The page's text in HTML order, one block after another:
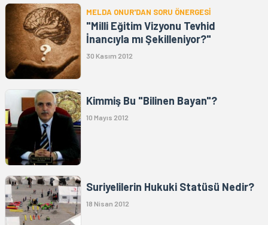
MELDA ONUR'DAN SORU ÖNERGESİ
"Milli Eğitim Vizyonu Tevhid
İnancıyla mı Şekilleniyor?"
30 Kasım 2012
Kimmiş Bu "Bilinen Bayan"?
10 Mayıs 2012
Suriyelilerin Hukuki Statüsü Nedir?
18 Nisan 2012